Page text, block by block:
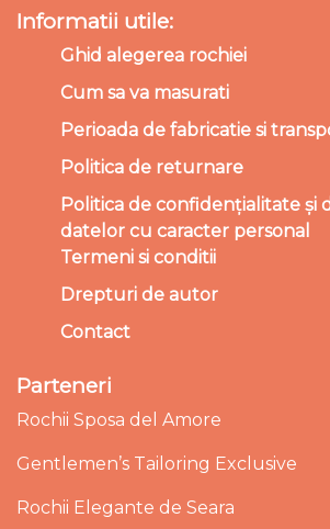
Informatii utile:
Ghid alegerea rochiei
Cum sa va masurati
Perioada de fabricatie si
Politica de returnare
Politica de confidențialitate și
datelor cu caracter personal
Termeni si conditii
Drepturi de autor
Contact
Parteneri
Rochii Sposa del Amore
Gentlemen’s Tailoring Exclusive
Rochii Elegante de Seara